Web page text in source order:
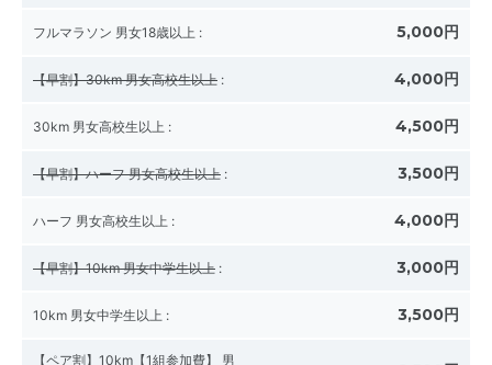
フルマラソン 男女18歳以上 : 5,000円
【早割】30km 男女高校生以上 : 4,000円
30km 男女高校生以上 : 4,500円
【早割】ハーフ 男女高校生以上 : 3,500円
ハーフ 男女高校生以上 : 4,000円
【早割】10km 男女中学生以上 : 3,000円
10km 男女中学生以上 : 3,500円
【ペア割】10km【1組参加費】 男